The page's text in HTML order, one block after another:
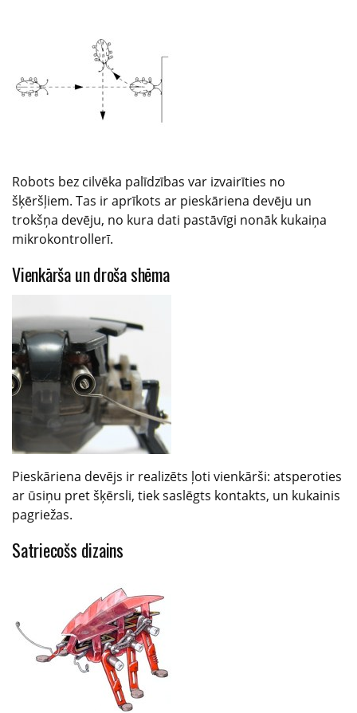
Robots bez cilvēka palīdzības var izvairīties no
šķēršļiem. Tas ir aprīkots ar pieskāriena devēju un
trokšņa devēju, no kura dati pastāvīgi nonāk kukaiņa
mikrokontrollerī.
Vienkārša un droša shēma
Pieskāriena devējs ir realizēts ļoti vienkārši: atsperoties
ar ūsiņu pret šķērsli, tiek saslēgts kontakts, un kukainis
pagriežas.
Satriecošs dizains